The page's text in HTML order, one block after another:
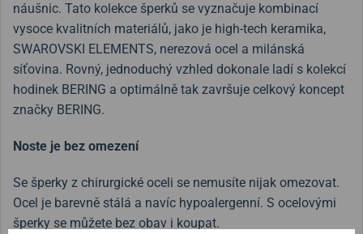
náušnic. Tato kolekce šperků se vyznačuje kombinací
vysoce kvalitních materiálů, jako je high-tech keramika,
SWAROVSKI ELEMENTS, nerezová ocel a milánská
síťovina. Rovný, jednoduchý vzhled dokonale ladí s kolekcí
hodinek BERING a optimálně tak završuje celkový koncept
značky BERING.
Noste je bez omezení
Se šperky z chirurgické oceli se nemusíte nijak omezovat.
Ocel je barevně stálá a navíc hypoalergenní. S ocelovými
šperky se můžete bez obav i koupat.